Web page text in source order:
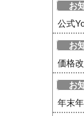
お
公式
お
価格
お
年末